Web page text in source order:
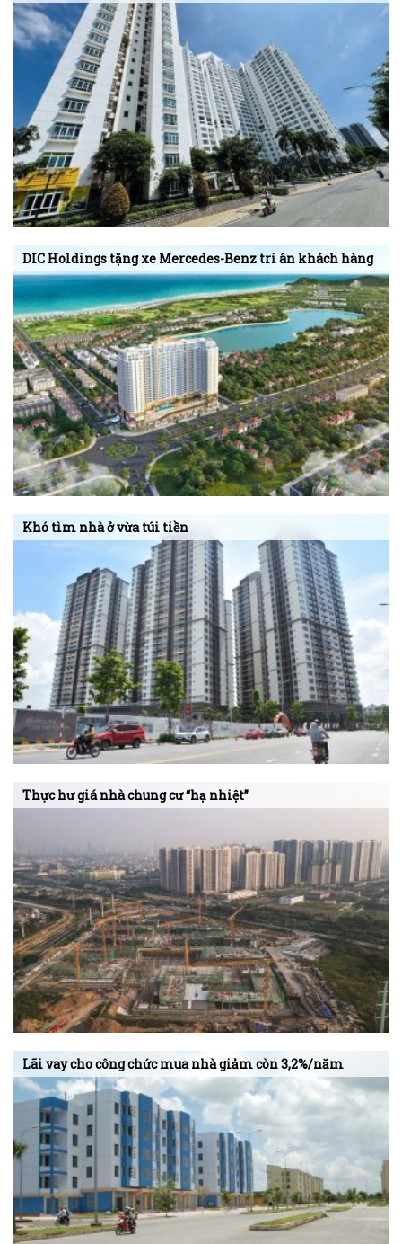
DIC Holdings tặng xe Mercedes-Benz tri ân khách hàng
Khó tìm nhà ở vừa túi tiền
Thực hư giá nhà chung cư “hạ nhiệt”
Lãi vay cho công chức mua nhà giảm còn 3,2%/năm